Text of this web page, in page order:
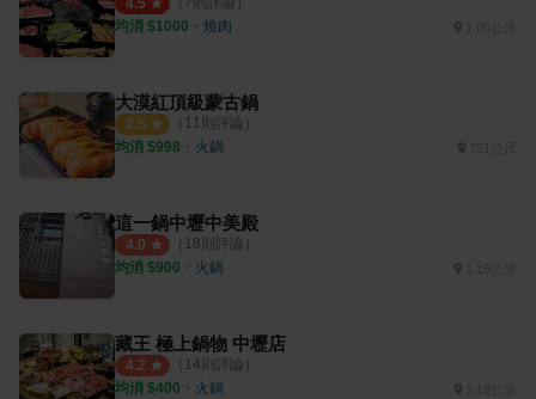
4.5
均消 $1000 ・ 燒肉
大漠紅頂級蒙古鍋
2.5 （ 11則評論）
均消 $998 ・ 火鍋 751公尺
這一鍋中壢中美殿
4.0 （ 18則評論）
均消 $900 ・ 火鍋 1.15公里
藏王 極上鍋物 中壢店
4.2 （ 14則評論）
均消 $400 ・ 火鍋